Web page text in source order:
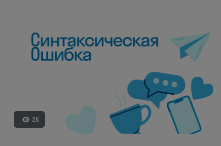
2K